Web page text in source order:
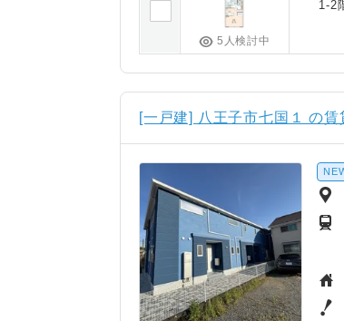
5人検討中
1-2
[一戸建] 八王子市七国１ の賃